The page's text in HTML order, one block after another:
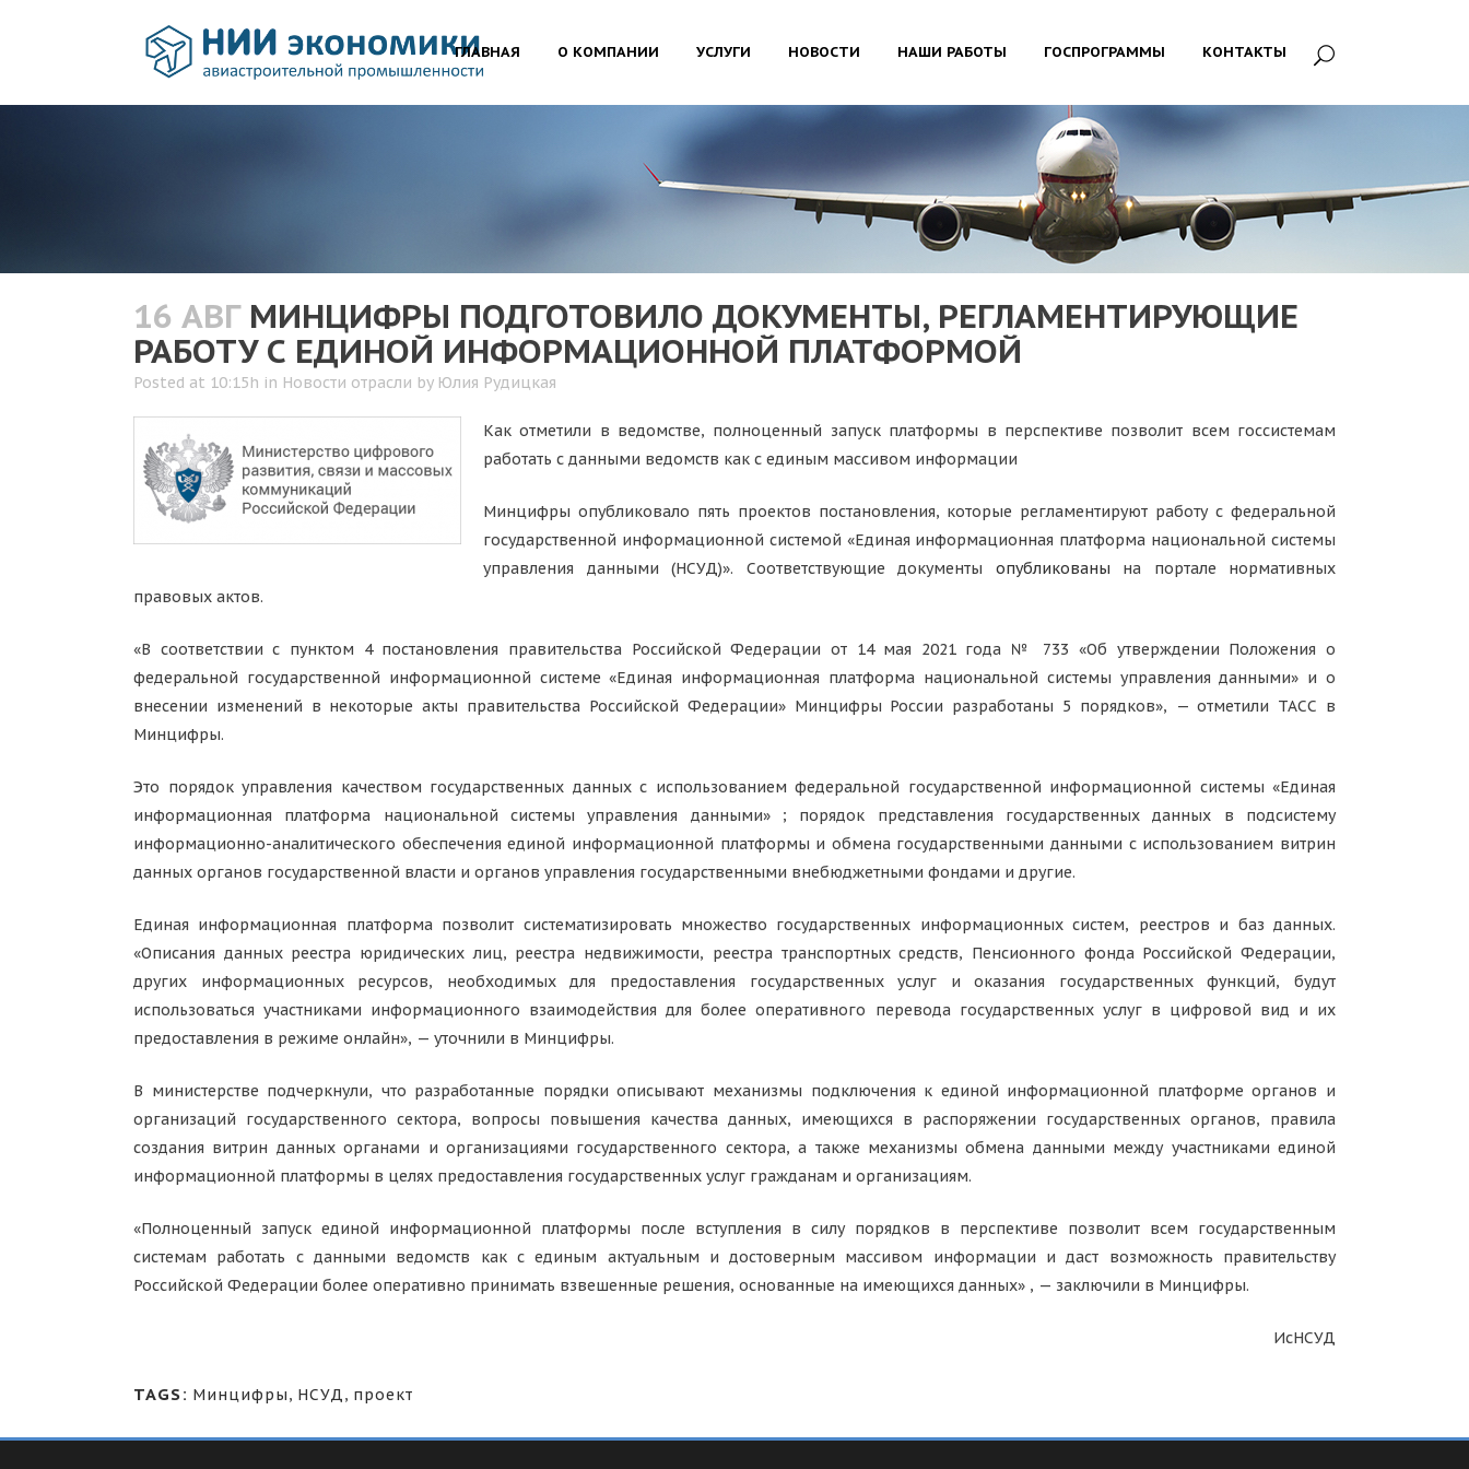
ГЛАВНАЯ О КОМПАНИИ УСЛУГИ НОВОСТИ НАШИ РАБОТЫ ГОСПРОГРАММЫ КОНТАКТЫ
16 АВГМИНЦИФРЫ ПОДГОТОВИЛО ДОКУМЕНТЫ, РЕГЛАМЕНТИРУЮЩИЕ
РАБОТУ С ЕДИНОЙ ИНФОРМАЦИОННОЙ ПЛАТФОРМОЙ
Posted at 10:15h in Новости отрасли by Юлия Рудицкая
Как отметили в ведомстве, полноценный запуск платформы в перспективе позволит всем госсистемам
работать с данными ведомств как с единым массивом информации
Минцифры опубликовало пять проектов постановления, которые регламентируют работу с федеральной
государственной информационной системой «Единая информационная платформа национальной системы
управления данными (НСУД)». Соответствующие документы опубликованы на портале нормативных
правовых актов.
«В соответствии с пунктом 4 постановления правительства Российской Федерации от 14 мая 2021 года № 733 «Об утверждении Положения о
федеральной государственной информационной системе «Единая информационная платформа национальной системы управления данными» и о
внесении изменений в некоторые акты правительства Российской Федерации» Минцифры России разработаны 5 порядков», — отметили ТАСС в
Минцифры.
Это порядок управления качеством государственных данных с использованием федеральной государственной информационной системы «Единая
информационная платформа национальной системы управления данными» ; порядок представления государственных данных в подсистему
информационно-аналитического обеспечения единой информационной платформы и обмена государственными данными с использованием витрин
данных органов государственной власти и органов управления государственными внебюджетными фондами и другие.
Единая информационная платформа позволит систематизировать множество государственных информационных систем, реестров и баз данных.
«Описания данных реестра юридических лиц, реестра недвижимости, реестра транспортных средств, Пенсионного фонда Российской Федерации,
других информационных ресурсов, необходимых для предоставления государственных услуг и оказания государственных функций, будут
использоваться участниками информационного взаимодействия для более оперативного перевода государственных услуг в цифровой вид и их
предоставления в режиме онлайн», — уточнили в Минцифры.
В министерстве подчеркнули, что разработанные порядки описывают механизмы подключения к единой информационной платформе органов и
организаций государственного сектора, вопросы повышения качества данных, имеющихся в распоряжении государственных органов, правила
создания витрин данных органами и организациями государственного сектора, а также механизмы обмена данными между участниками единой
информационной платформы в целях предоставления государственных услуг гражданам и организациям.
«Полноценный запуск единой информационной платформы после вступления в силу порядков в перспективе позволит всем государственным
системам работать с данными ведомств как с единым актуальным и достоверным массивом информации и даст возможность правительству
Российской Федерации более оперативно принимать взвешенные решения, основанные на имеющихся данных» , — заключили в Минцифры.
ИсНСУД
TAGS: Минцифры, НСУД, проект